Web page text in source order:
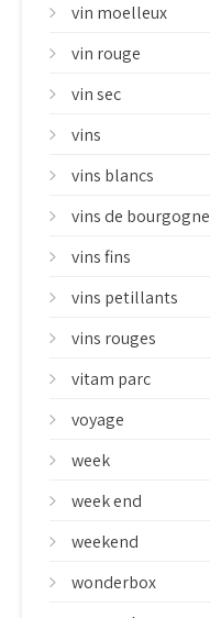
vin moelleux
vin rouge
vin sec
vins
vins blancs
vins de bourgogne
vins fins
vins petillants
vins rouges
vitam parc
voyage
week
week end
weekend
wonderbox